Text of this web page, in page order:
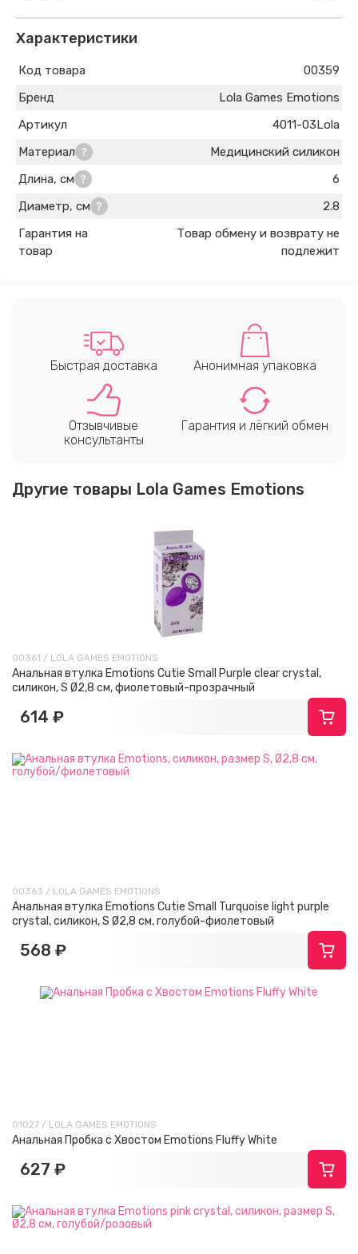
Характеристики
Код товара
00359
Бренд
Lola Games Emotions
Артикул
4011-03Lola
Материал
Медицинский силикон
Длина, см
6
Диаметр, см
2.8
Гарантия на
товар
Товар обмену и возврату не
подлежит
Быстрая доставка Анонимная упаковка
Отзывчивые
консультанты
Гарантия и лёгкий обмен
Другие товары Lola Games Emotions
00361 / LOLA GAMES EMOTIONS
Анальная втулка Emotions Cutie Small Purple clear crystal,
силикон, S Ø2,8 см, фиолетовый-прозрачный
614 ₽
00363 / LOLA GAMES EMOTIONS
Анальная втулка Emotions Cutie Small Turquoise light purple
crystal, силикон, S Ø2,8 см, голубой-фиолетовый
568 ₽
01027 / LOLA GAMES EMOTIONS
Анальная Пробка с Хвостом Emotions Fluffy White
627 ₽